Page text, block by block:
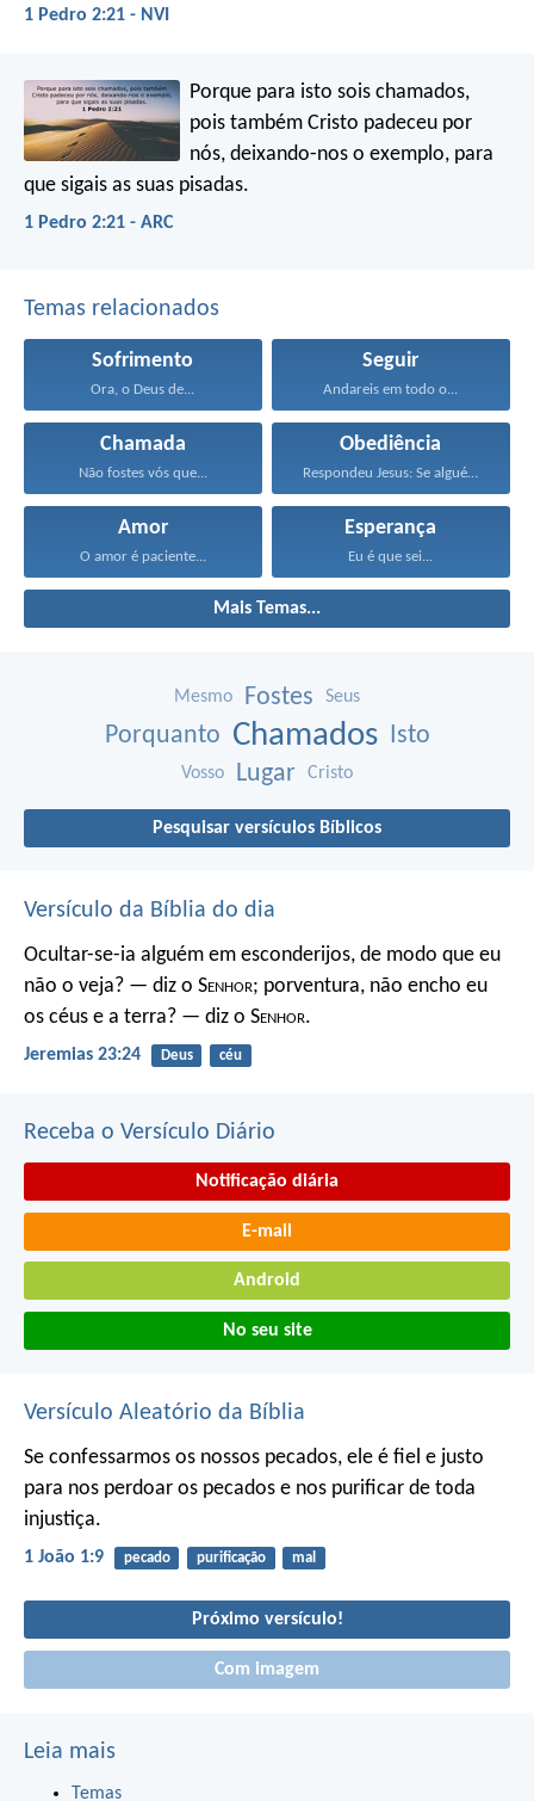
1 Pedro 2:21 - NVI
Porque para isto sois chamados,
pois também Cristo padeceu por
nós, deixando-nos o exemplo, para
que sigais as suas pisadas.
1 Pedro 2:21 - ARC
Temas relacionados
Sofrimento
Ora, o Deus de...
Seguir
Andareis em todo o...
Chamada
Não fostes vós que...
Obediência
Respondeu Jesus: Se alguém...
Amor
O amor é paciente...
Esperança
Eu é que sei...
Mais Temas...
Mesmo Fostes Seus
Porquanto Chamados Isto
Vosso Lugar Cristo
Pesquisar versículos Bíblicos
Versículo da Bíblia do dia
Ocultar-se-ia alguém em esconderijos, de modo que eu
não o veja? — diz o Senhor; porventura, não encho eu
os céus e a terra? — diz o Senhor.
Jeremias 23:24 Deus céu
Receba o Versículo Diário
Notificação diária
E-mail
Android
No seu site
Versículo Aleatório da Bíblia
Se confessarmos os nossos pecados, ele é fiel e justo
para nos perdoar os pecados e nos purificar de toda
injustiça.
1 João 1:9 pecado purificação mal
Próximo versículo!
Com imagem
Leia mais
Temas